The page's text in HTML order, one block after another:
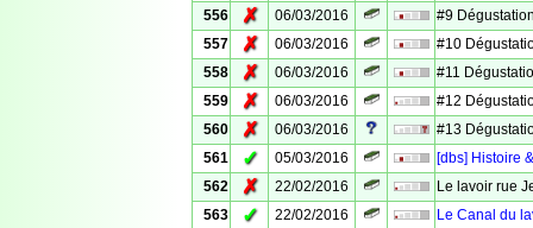
556
✗ 06/03/2016
#9
557
✗ 06/03/2016
#10
558
✗ 06/03/2016
#11
559
✗ 06/03/2016
#12
560
✗ 06/03/2016
#13
561
✓ 05/03/2016
[dbs] Histoire
562
✗ 22/02/2016
Le lavoir rue
563
✓ 22/02/2016
Le Canal du